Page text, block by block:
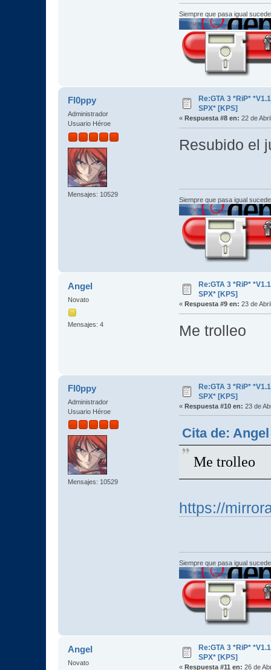
Siempre que pasa igual
Fl0ppy
Administrador
Usuario Héroe
Mensajes: 10529
Re:GTA 3 *RiP*
SPX* [KPS]
« Respuesta #8 en: 22 de
Resubido el
Siempre que pasa igual
Angel
Novato
Mensajes: 4
Re:GTA 3 *RiP*
SPX* [KPS]
« Respuesta #9 en: 23 de
Me trolleo
Fl0ppy
Administrador
Usuario Héroe
Mensajes: 10529
Re:GTA 3 *RiP*
SPX* [KPS]
« Respuesta #10 en: 23 de
Cita de:
Me trolleo
https://
Siempre que pasa igual
Angel
Novato
Re:GTA 3 *RiP*
SPX* [KPS]
« Respuesta #11 en: 26 de